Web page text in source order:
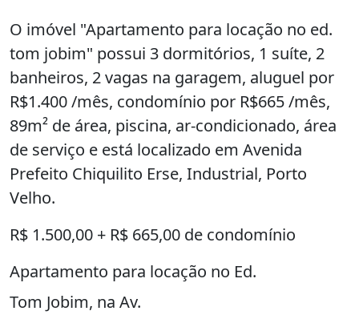
O imóvel "Apartamento para locação no ed.
tom jobim" possui 3 dormitórios, 1 suíte, 2
banheiros, 2 vagas na garagem, aluguel por
R$1.400 /mês, condomínio por R$665 /mês,
89m² de área, piscina, ar-condicionado, área
de serviço e está localizado em Avenida
Prefeito Chiquilito Erse, Industrial, Porto
Velho.
R$ 1.500,00 + R$ 665,00 de condomínio
Apartamento para locação no Ed.
Tom Jobim, na Av.